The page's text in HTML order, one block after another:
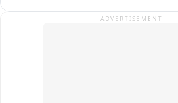
अपने साथियों के साथ मिलकर ट्रकों-ट्रेलरों से
ADVERTISEMENT